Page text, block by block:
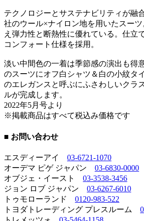
テクノロジーとサステナビリティが融
社のウール×ナイロン地を用いたスー
え弾力性と断熱性に優れている。仕立
コンフォート仕様を採用。
淡い中間色の一着は季節感の演出も得
のスーツにオフ白シャツ＆白の小紋タ
のエレガンスと呼ぶにふさわしいクラ
ルが完成します。
2022年5月号より
※掲載商品はすべて税込み価格です
■ お問い合わせ
エスディーアイ 03-6721-1070
オーデマ ピゲ ジャパン 03-6830-0000
オブジェ・イースト 03-3538-3456
ジョン ロブ ジャパン 03-6267-6010
トゥモローランド 0120-983-522
トヨダトレーディング プレスルーム